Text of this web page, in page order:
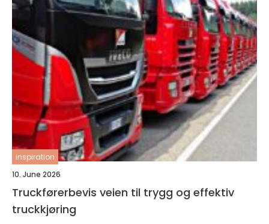
inspiration
10. June 2026
Truckførerbevis veien til trygg og effektiv
truckkjøring